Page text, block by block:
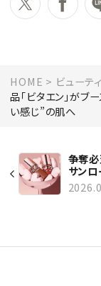
HOME ビューティ
品「ビタエン」がブ
い感じ”の肌へ
争奪必
サンロ
人気“
わ”リ